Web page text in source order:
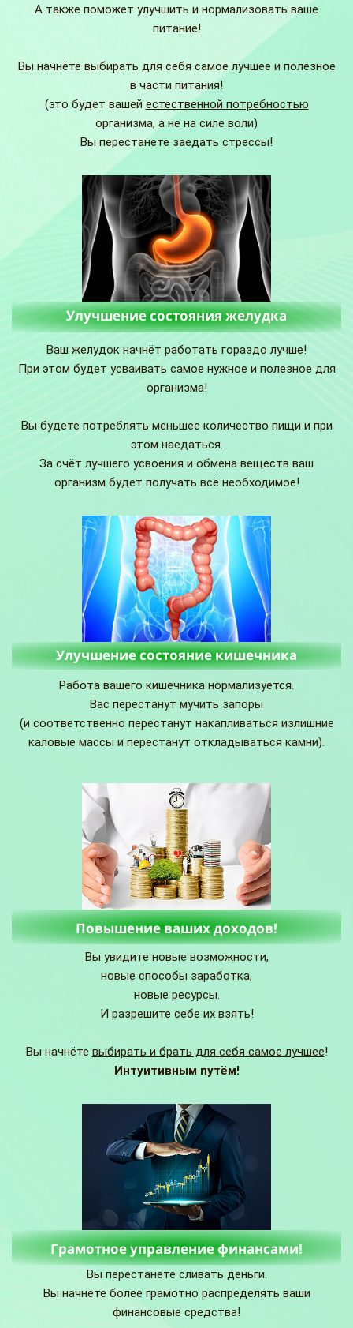
А также поможет улучшить и нормализовать ваше
питание!
Вы начнёте выбирать для себя самое лучшее и полезное
в части питания!
(это будет вашей естественной потребностью
организма, а не на силе воли)
Вы перестанете заедать стрессы!
Улучшение состояния желудка
Ваш желудок начнёт работать гораздо лучше!
При этом будет усваивать самое нужное и полезное для
организма!
Вы будете потреблять меньшее количество пищи и при
этом наедаться.
За счёт лучшего усвоения и обмена веществ ваш
организм будет получать всё необходимое!
Улучшение состояние кишечника
Работа вашего кишечника нормализуется.
Вас перестанут мучить запоры
(и соответственно перестанут накапливаться излишние
каловые массы и перестанут откладываться камни).
Повышение ваших доходов!
Вы увидите новые возможности,
новые способы заработка,
новые ресурсы.
И разрешите себе их взять!
Вы начнёте выбирать и брать для себя самое лучшее!
Интуитивным путём!
Грамотное управление финансами!
Вы перестанете сливать деньги.
Вы начнёте более грамотно распределять ваши
финансовые средства!